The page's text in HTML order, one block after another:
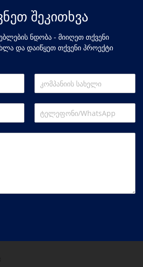
შეკითხვა
ნდობა - მიიღეთ თქვენი
და დაიწყეთ თქვენი პროექტი